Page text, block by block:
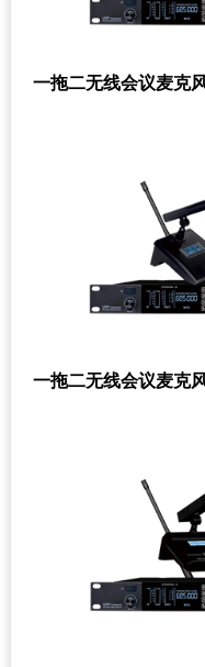
一拖二无线会议麦克
一拖二无线会议麦克